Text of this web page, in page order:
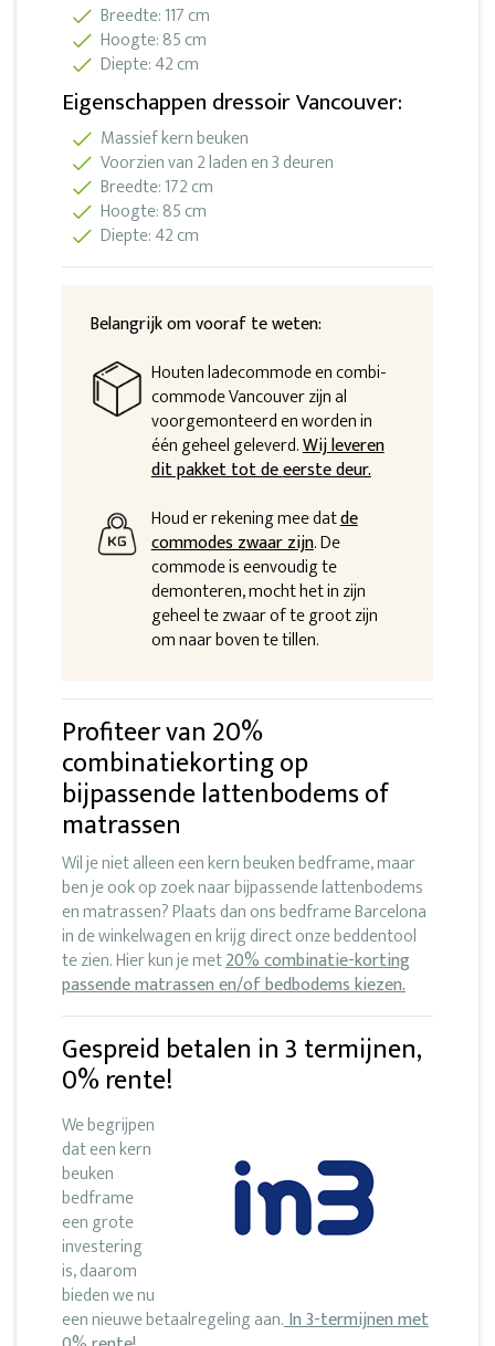
Breedte: 117 cm
Hoogte: 85 cm
Diepte: 42 cm
Eigenschappen dressoir Vancouver:
Massief kern beuken
Voorzien van 2 laden en 3 deuren
Breedte: 172 cm
Hoogte: 85 cm
Diepte: 42 cm
Belangrijk om vooraf te weten:
Houten ladecommode en combi-
commode Vancouver zijn al
voorgemonteerd en worden in
één geheel geleverd.Wij leveren
dit pakket tot de eerste deur.
Houd er rekening mee datde
commodes zwaar zijn. De
commode is eenvoudig te
demonteren, mocht het in zijn
geheel te zwaar of te groot zijn
om naar boven te tillen.
Profiteer van 20%
combinatiekorting op
bijpassende lattenbodems of
matrassen
Wil je niet alleen een kern beuken bedframe, maar
ben je ook op zoek naar bijpassende lattenbodems
en matrassen? Plaats dan ons bedframe Barcelona
in de winkelwagen en krijg direct onze beddentool
te zien. Hier kun je met20% combinatie-korting
passende matrassen en/of bedbodems kiezen.
Gespreid betalen in 3 termijnen,
0% rente!
We begrijpen
dat een kern
beuken
bedframe
een grote
investering
is, daarom
bieden we nu
een nieuwe betaalregeling aan.In 3-termijnen met